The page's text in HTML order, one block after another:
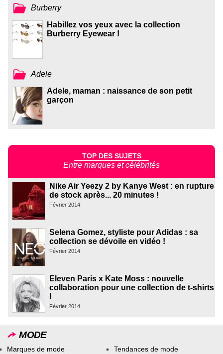
Burberry
Habillez vos yeux avec la collection
Burberry Eyewear !
Adele
Adele, maman : naissance de son petit
garçon
TOP DES SUJETS
Entre marques et célébrités
Nike Air Yeezy 2 by Kanye West : en rupture
de stock après... 20 minutes !
Février 2014
Selena Gomez, styliste pour Adidas : sa
collection se dévoile en vidéo !
Février 2014
Eleven Paris x Kate Moss : nouvelle
collaboration pour une collection de t-shirts
!
Février 2014
MODE
Marques de mode Tendances de mode